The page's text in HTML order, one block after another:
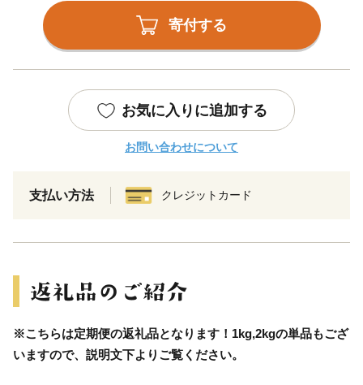
寄付する
お気に入りに追加する
お問い合わせについて
支払い方法 クレジットカード
※こちらは定期便の返礼品となります！1kg,2kgの単品もござ
いますので、説明文下よりご覧ください。